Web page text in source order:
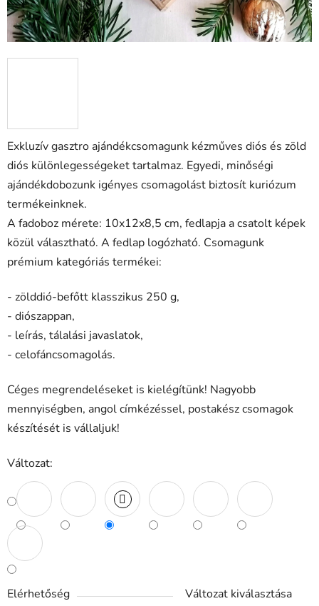
Exkluzív gasztro ajándékcsomagunk kézműves diós és zöld
diós különlegességeket tartalmaz. Egyedi, minőségi
ajándékdobozunk igényes csomagolást biztosít kuriózum
termékeinknek.
A fadoboz mérete: 10x12x8,5 cm, fedlapja a csatolt képek
közül választható. A fedlap logózható. Csomagunk
prémium kategóriás termékei:
- zölddió-befőtt klasszikus 250 g,
- diószappan,
- leírás, tálalási javaslatok,
- celofáncsomagolás.
Céges megrendeléseket is kielégítünk! Nagyobb
mennyiségben, angol címkézéssel, postakész csomagok
készítését is vállaljuk!
Változat:
Elérhetőség
Változat kiválasztása